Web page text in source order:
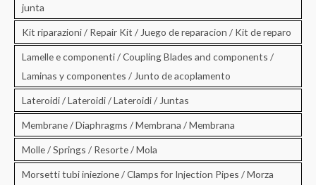
junta
Kit riparazioni / Repair Kit / Juego de reparacion / Kit de reparo
Lamelle e componenti / Coupling Blades and components /
Laminas y componentes / Junto de acoplamento
Lateroidi / Lateroidi / Lateroidi / Juntas
Membrane / Diaphragms / Membrana / Membrana
Molle / Springs / Resorte / Mola
Morsetti tubi iniezione / Clamps for Injection Pipes / Morza